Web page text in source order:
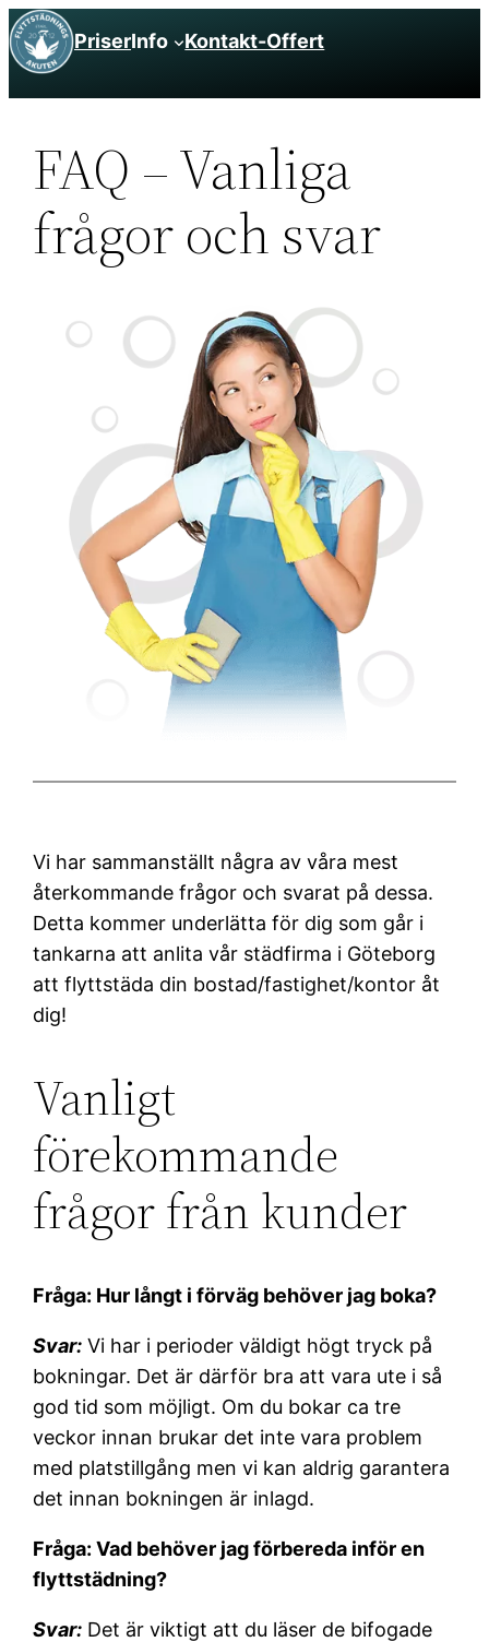
Hoppa
till
PriserInfo Kontakt-Offert
FAQ – Vanliga
frågor och svar
Vi har sammanställt några av våra mest
återkommande frågor och svarat på dessa.
Detta kommer underlätta för dig som går i
tankarna att anlita vår städfirma i Göteborg
att flyttstäda din bostad/fastighet/kontor åt
dig!
Vanligt
förekommande
frågor från kunder
Fråga: Hur långt i förväg behöver jag boka?
Svar: Vi har i perioder väldigt högt tryck på
bokningar. Det är därför bra att vara ute i så
god tid som möjligt. Om du bokar ca tre
veckor innan brukar det inte vara problem
med platstillgång men vi kan aldrig garantera
det innan bokningen är inlagd.
Fråga: Vad behöver jag förbereda inför en
flyttstädning?
Svar: Det är viktigt att du läser de bifogade